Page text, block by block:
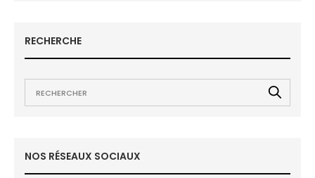
RECHERCHE
NOS RÉSEAUX SOCIAUX